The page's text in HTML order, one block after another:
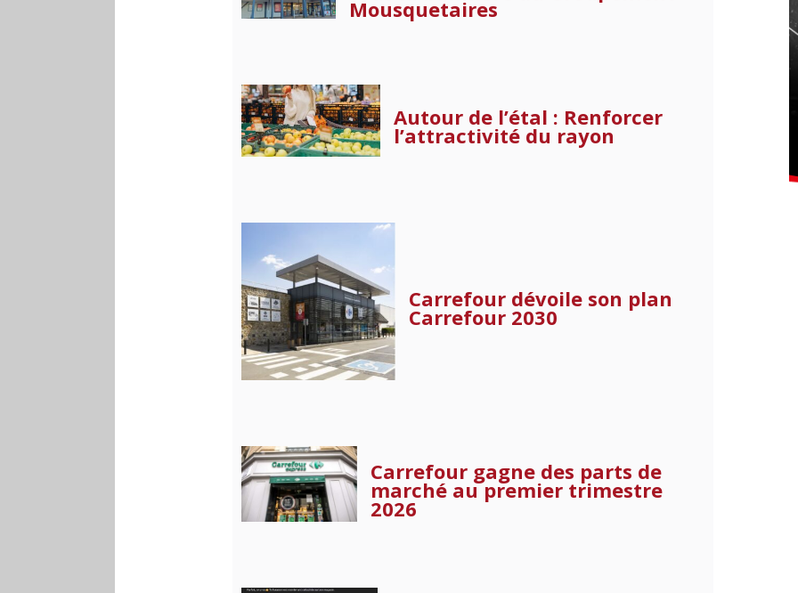
Mousquetaires
Autour de l’étal : Renforcer
l’attractivité du rayon
Carrefour dévoile son plan
Carrefour 2030
Carrefour gagne des parts de
marché au premier trimestre
2026